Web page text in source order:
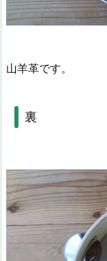
山羊革です。
裏